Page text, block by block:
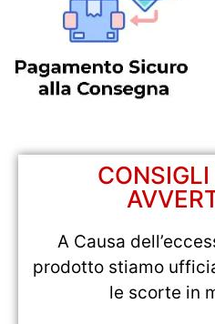
A Causa
prodotto stiamo
le scorte in